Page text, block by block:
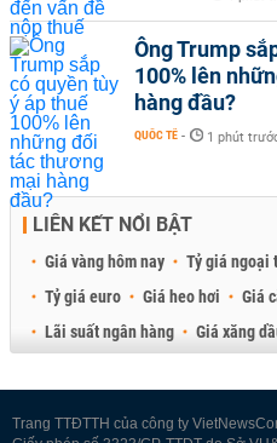
Ông Trump
100% lên
hàng đầu?
QUỐC TẾ - 1 phút
LIÊN KẾT NỔI BẬT
Giá vàng hôm nay Tỷ giá ngoại
Tỷ giá euro
Giá heo hơi Giá
Lãi suất ngân hàng
Giá xăng
Trang TTĐTTH của công ty